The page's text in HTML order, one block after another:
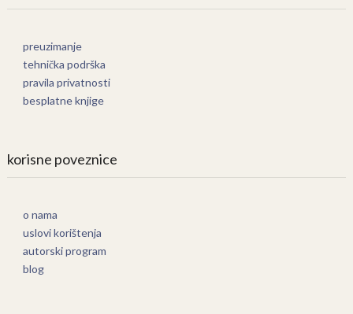
preuzimanje
tehnička podrška
pravila privatnosti
besplatne knjige
korisne poveznice
o nama
uslovi korištenja
autorski program
blog